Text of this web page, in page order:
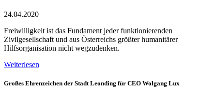
24.04.2020
Freiwilligkeit ist das Fundament jeder funktionierenden
Zivilgesellschaft und aus Österreichs größter humanitärer
Hilfsorganisation nicht wegzudenken.
Weiterlesen
Großes Ehrenzeichen der Stadt Leonding für CEO Wolgang Lux